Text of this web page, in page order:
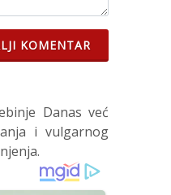
KOMENTAR
Danas već
i vulgarnog